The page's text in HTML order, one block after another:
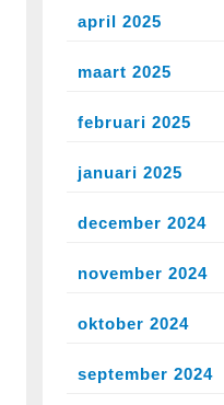
april 2025
maart 2025
februari 2025
januari 2025
december 2024
november 2024
oktober 2024
september 2024